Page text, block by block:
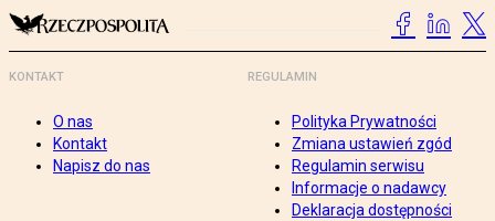
KONTAKT
O nas
Kontakt
Napisz do nas
REGULAMIN
Polityka Prywatności
Zmiana ustawień zgód
Regulamin serwisu
Informacje o nadawcy
Deklaracja dostępności